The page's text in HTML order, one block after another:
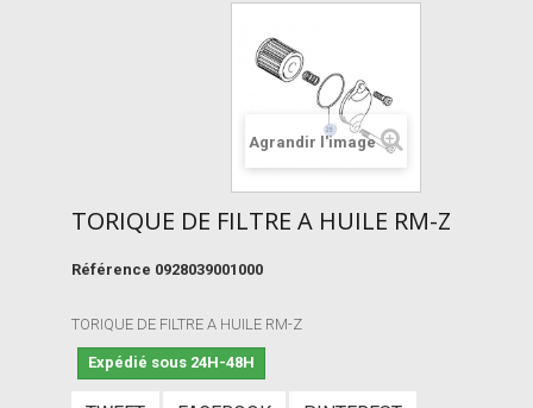
Agrandir l'image
TORIQUE DE FILTRE A HUILE RM-Z
Référence 0928039001000
TORIQUE DE FILTRE A HUILE RM-Z
Expédié sous 24H-48H